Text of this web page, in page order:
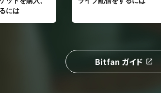
Bitfan ガイド